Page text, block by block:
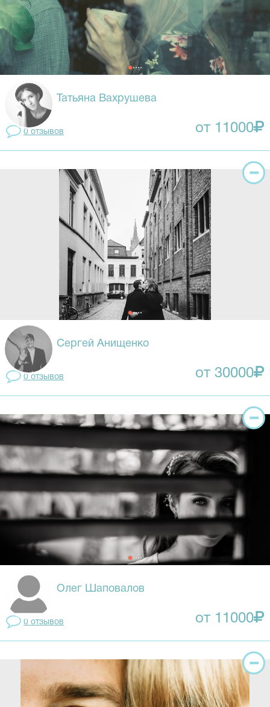
Татьяна Вахрушева
0 отзывов от 11000
Сергей Анищенко
0 отзывов от 30000
Олег Шаповалов
0 отзывов от 11000